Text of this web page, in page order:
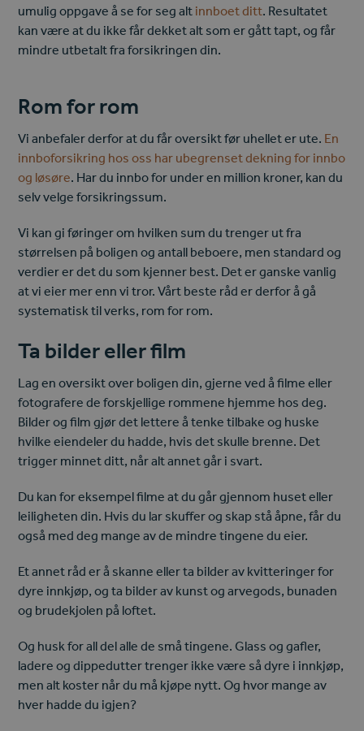
umulig oppgave å se for seg alt innboet ditt. Resultatet
kan være at du ikke får dekket alt som er gått tapt, og får
mindre utbetalt fra forsikringen din.
Rom for rom
Vi anbefaler derfor at du får oversikt før uhellet er ute. En
innboforsikring hos oss har ubegrenset dekning for innbo
og løsøre. Har du innbo for under en million kroner, kan du
selv velge forsikringssum.
Vi kan gi føringer om hvilken sum du trenger ut fra
størrelsen på boligen og antall beboere, men standard og
verdier er det du som kjenner best. Det er ganske vanlig
at vi eier mer enn vi tror. Vårt beste råd er derfor å gå
systematisk til verks, rom for rom.
Ta bilder eller film
Lag en oversikt over boligen din, gjerne ved å filme eller
fotografere de forskjellige rommene hjemme hos deg.
Bilder og film gjør det lettere å tenke tilbake og huske
hvilke eiendeler du hadde, hvis det skulle brenne. Det
trigger minnet ditt, når alt annet går i svart.
Du kan for eksempel filme at du går gjennom huset eller
leiligheten din. Hvis du lar skuffer og skap stå åpne, får du
også med deg mange av de mindre tingene du eier.
Et annet råd er å skanne eller ta bilder av kvitteringer for
dyre innkjøp, og ta bilder av kunst og arvegods, bunaden
og brudekjolen på loftet.
Og husk for all del alle de små tingene. Glass og gafler,
ladere og dippedutter trenger ikke være så dyre i innkjøp,
men alt koster når du må kjøpe nytt. Og hvor mange av
hver hadde du igjen?